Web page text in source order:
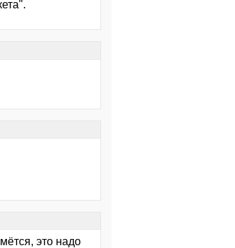
это надо